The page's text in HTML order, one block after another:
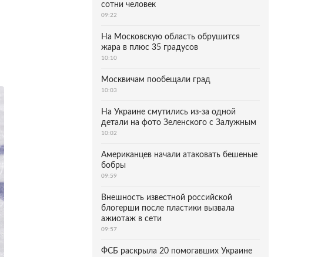
сотни человек
09:22
На Московскую область обрушится
жара в плюс 35 градусов
10:10
Москвичам пообещали град
10:03
На Украине смутились из-за одной
детали на фото Зеленского с Залужным
10:02
Американцев начали атаковать бешеные
бобры
09:59
Внешность известной российской
блогерши после пластики вызвала
ажиотаж в сети
09:57
ФСБ раскрыла 20 помогавших Украине